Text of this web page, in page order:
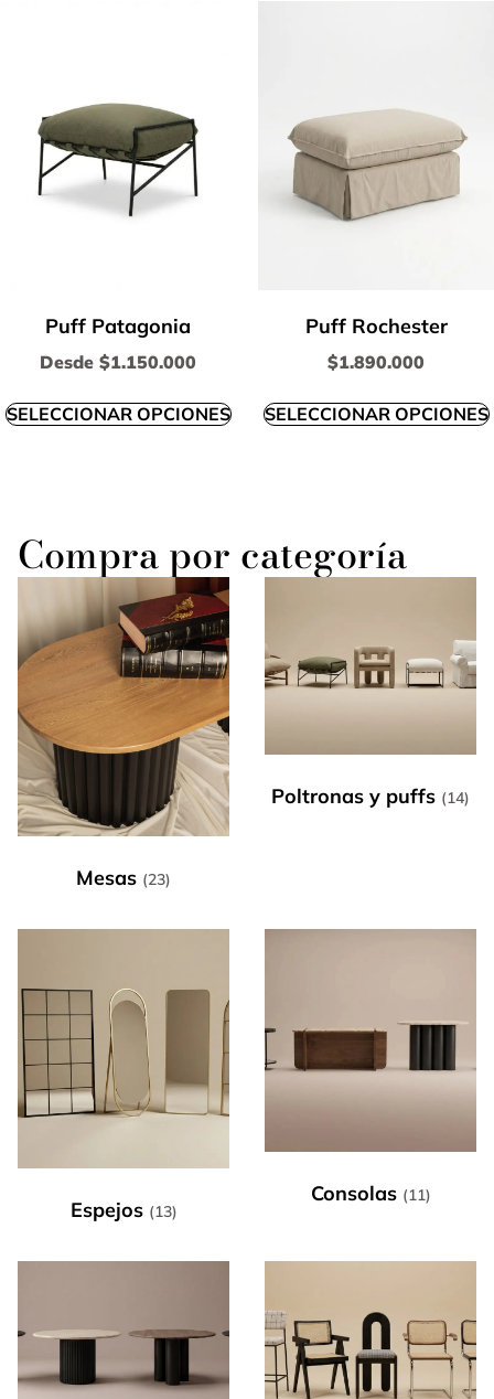
Puff Patagonia
Desde $1.150.000
SELECCIONAR OPCIONES
Puff Rochester
$1.890.000
SELECCIONAR OPCIONES
Compra por categoría
Mesas (23)
Poltronas y puffs (14)
Espejos (13)
Consolas (11)